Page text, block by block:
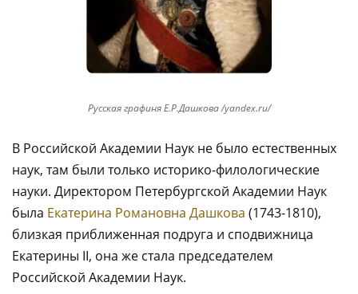
Русская графиня Е.Р.Дашкова /yandex.ru/
В Российской Академии Наук не было естественных
наук, там были только историко-филологические
науки. Директором Петербургской Академии Наук
была Екатерина Романовна Дашкова (1743-1810),
близкая приближенная подруга и сподвижница
Екатерины II, она же стала председателем
Российской Академии Наук.